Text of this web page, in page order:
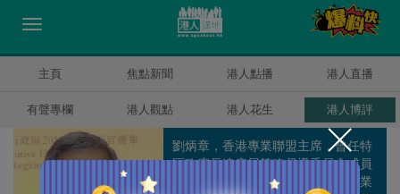
主頁 焦點新聞 港人點播 港人直播
有聲專欄 港人觀點 港人花生 港人博評
劉炳章，香港專業聯盟主席，曾任特
區政府長遠房屋策略督導委員會成員
及經濟發展委員會成員兼專業服務業